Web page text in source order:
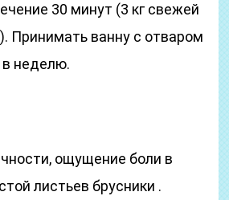
30 минут (3 кг свежей
Принимать ванну с отваром
неделю.
ощущение боли в
листьев брусники .